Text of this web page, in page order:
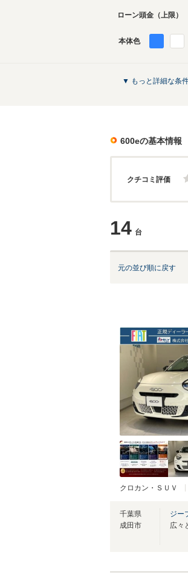
ローン頭金（上限）
本体色
▼ もっと詳細な条
600eの基本情報
クチコミ評価
14 台
元の並び順に戻す
クロカン・ＳＵＶ
千葉県
成田市
ジー